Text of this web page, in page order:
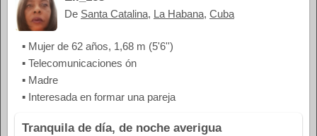
De Santa Catalina, La Habana, Cuba
▪ Mujer de 62 años, 1,68 m (5'6'')
▪ Telecomunicaciones ón
▪ Madre
▪ Interesada en formar una pareja
Tranquila de día, de noche averigua